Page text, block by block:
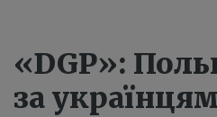
«DGP»:
за